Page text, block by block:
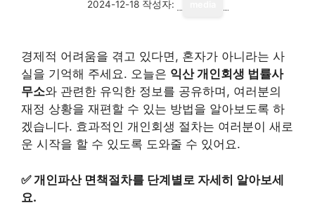
2024-12-18 작성자:
경제적 어려움을 겪고 있다면, 혼자가 아니라는 사
실을 기억해 주세요. 오늘은 익산 개인회생 법률사
무소와 관련한 유익한 정보를 공유하며, 여러분의
재정 상황을 재편할 수 있는 방법을 알아보도록 하
겠습니다. 효과적인 개인회생 절차는 여러분이 새로
운 시작을 할 수 있도록 도와줄 수 있어요.
✅개인파산 면책절차를 단계별로 자세히 알아보세
요.